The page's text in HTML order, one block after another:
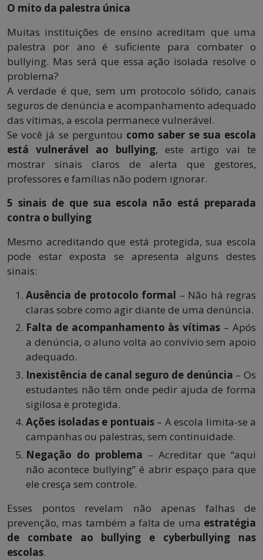
O mito da palestra única
Muitas instituições de ensino acreditam que uma
palestra por ano é suficiente para combater o
bullying. Mas será que essa ação isolada resolve o
problema?
A verdade é que, sem um protocolo sólido, canais
seguros de denúncia e acompanhamento adequado
das vítimas, a escola permanece vulnerável.
Se você já se perguntou como saber se sua escola
está vulnerável ao bullying, este artigo vai te
mostrar sinais claros de alerta que gestores,
professores e famílias não podem ignorar.
5 sinais de que sua escola não está preparada
contra o bullying
Mesmo acreditando que está protegida, sua escola
pode estar exposta se apresenta alguns destes
sinais:
Ausência de protocolo formal – Não há regras
claras sobre como agir diante de uma denúncia.
Falta de acompanhamento às vítimas – Após
a denúncia, o aluno volta ao convívio sem apoio
adequado.
Inexistência de canal seguro de denúncia – Os
estudantes não têm onde pedir ajuda de forma
sigilosa e protegida.
Ações isoladas e pontuais– A escola limita-se a
campanhas ou palestras, sem continuidade.
Negação do problema – Acreditar que “aqui
não acontece bullying” é abrir espaço para que
ele cresça sem controle.
Esses pontos revelam não apenas falhas de
prevenção, mas também a falta de uma estratégia
de combate ao bullying e cyberbullying nas
escolas.